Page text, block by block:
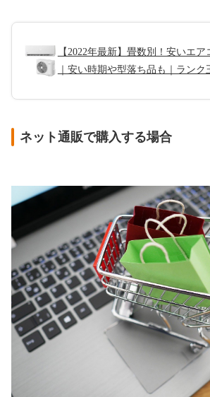
【2022年最新】畳数別！安いエ
｜安い時期や型落ち品も｜ランク
ネット通販で購入する場合